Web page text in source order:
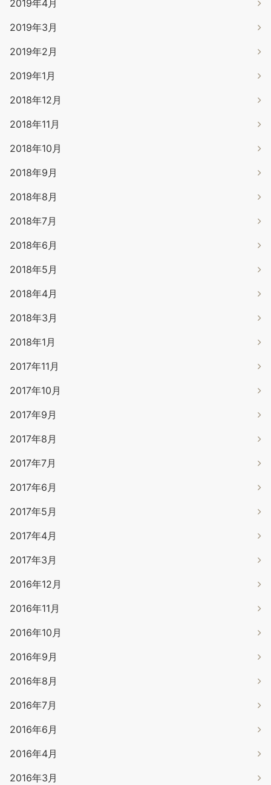
2019年4月
2019年3月
2019年2月
2019年1月
2018年12月
2018年11月
2018年10月
2018年9月
2018年8月
2018年7月
2018年6月
2018年5月
2018年4月
2018年3月
2018年1月
2017年11月
2017年10月
2017年9月
2017年8月
2017年7月
2017年6月
2017年5月
2017年4月
2017年3月
2016年12月
2016年11月
2016年10月
2016年9月
2016年8月
2016年7月
2016年6月
2016年4月
2016年3月